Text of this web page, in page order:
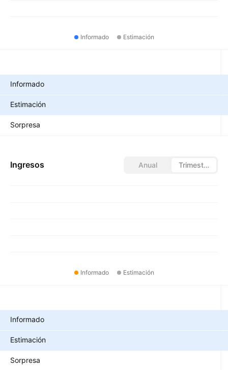
Informado Estimación
Informado
Estimación
Sorpresa
Ingresos Anual Trimestral
Informado Estimación
Informado
Estimación
Sorpresa